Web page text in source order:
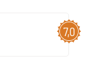
7,0